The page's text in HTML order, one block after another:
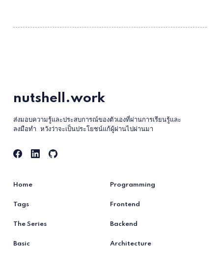
nutshell.work
ส่งมอบความรู้และประสบการณ์ของตัวเองที่ผ่านการเรียนรู้และ
ลงมือทำ หวังว่าจะเป็นประโยชน์แก้ผู้ผ่านไปผ่านมา
Home
Tags
The Series
Basic
Programming
Frontend
Backend
Architecture